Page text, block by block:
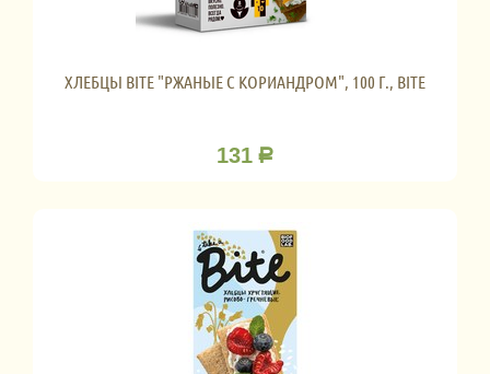
ХЛЕБЦЫ BITE "РЖАНЫЕ С КОРИАНДРОМ", 100 Г., BITE
131 Р